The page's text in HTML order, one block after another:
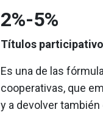
2%-5%
Títulos
Es una de las
cooperativas, que
y a devolver